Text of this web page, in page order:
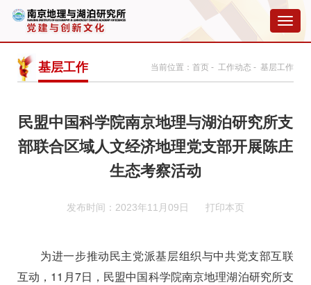
切
换
航
基层工作 当前位置： 首页 - 工作动态 - 基层工作
民盟中国科学院南京地理与湖泊研究所支
部联合区域人文经济地理党支部开展陈庄
生态考察活动
发布时间：2023年11月09日 打印本页
为进一步推动民主党派基层组织与中共党支部互联
互动， 11 月7日，民盟中国科学院南京地理湖泊研究所支